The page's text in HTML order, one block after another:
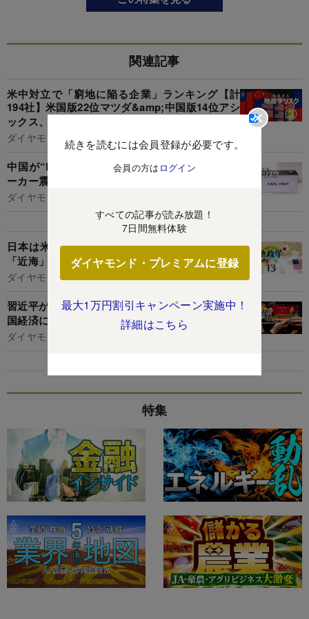
続きを読むには会員登録が必要です。
会員の方は ログイン
すべての記事が読み放題！
7日間無料体験
ダイヤモンド・プレミアムに登録
最大1万円割引キャンペーン実施中！
詳細はこちら
関連記事
米中対立で「窮地に陥る企業」ランキング【計
194社】米国版22位マツダ&amp;中国版14位アシ
ックス、1位は？
ダイヤモンド編集部,浅島亮子
中国が“EVで世界制覇”に王手!?日米欧自動車メ
ーカー震撼「4段階計画」の正体
ダイヤモンド編集部
日本は米国と組んで中国に対抗！生命線となる
「近海」とは【地政学で見る大国】
ダイヤモンド編集部,名古屋和希
習近平が抱く「第二の毛沢東」の野望、肝心の中
国経済に迫る3大リスク
ダイヤモンド編集部,名古屋和希
特集